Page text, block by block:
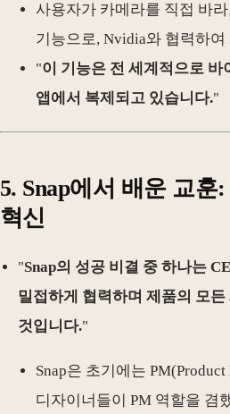
사용자가 카메라를 직접 바
기능으로, Nvidia와 협력하여
"이 기능은 전 세계적으로
앱에서 복제되고 있습니다."
5. Snap에서 배운 교훈
혁신
"Snap의 성공 비결 중 하나는
밀접하게 협력하며 제품의 모
것입니다."
Snap은 초기에는
디자이너들이 PM 역할을 겸